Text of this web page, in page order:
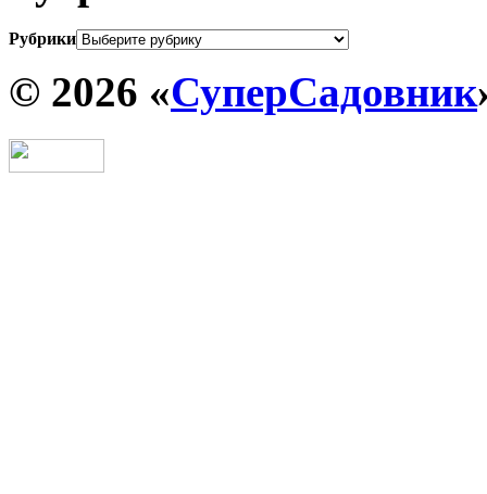
Рубрики
© 2026 «СуперСадовник